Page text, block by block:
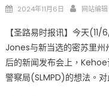
Posted
2024年11月6日 Author
网站编辑
【圣路易时报讯】今天
Jones与新当选的密苏里
后的新闻发布会上，
警察局(SLMPD)的想法。